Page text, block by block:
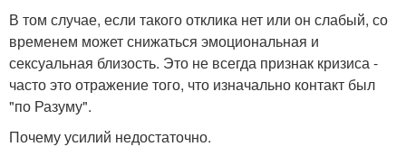
В том случае, если такого отклика нет или он слабый, со
временем может снижаться эмоциональная и
сексуальная близость. Это не всегда признак кризиса -
часто это отражение того, что изначально контакт был
"по Разуму".
Почему усилий недостаточно.